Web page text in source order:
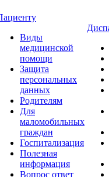
Виды
медицинской
помощи
Защита
персональных
данных
Родителям
Для
маломобильных
граждан
Госпитализация
Полезная
информация
Вопрос ответ